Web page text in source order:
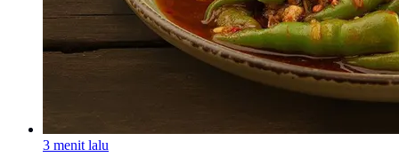
3 menit lalu